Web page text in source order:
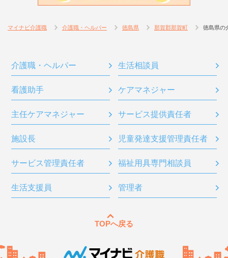
マイナビ介護職 介護職・ヘルパー 徳島県 那賀郡那賀町 徳島県の
介護職・ヘルパー 生活相談員
看護助手 ケアマネジャー
主任ケアマネジャー サービス提供責任者
施設長 児童発達支援管理責任者
サービス管理責任者 福祉用具専門相談員
生活支援員 管理者
TOPへ戻る